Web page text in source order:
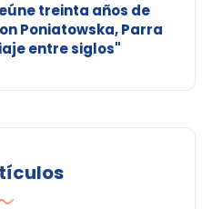
treinta años de
Poniatowska, Parra
entre siglos"